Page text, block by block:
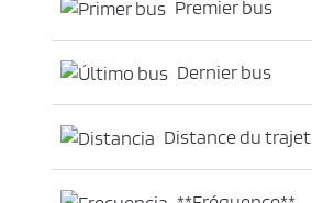
Premier bus
Dernier bus
Distance du trajet